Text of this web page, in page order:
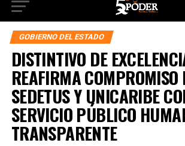
GOBIERNO DEL ESTADO
DISTINTIVO DE
REAFIRMA COMPROMISO
SEDETUS Y UNICARIBE
SERVICIO PÚBLICO
TRANSPARENTE